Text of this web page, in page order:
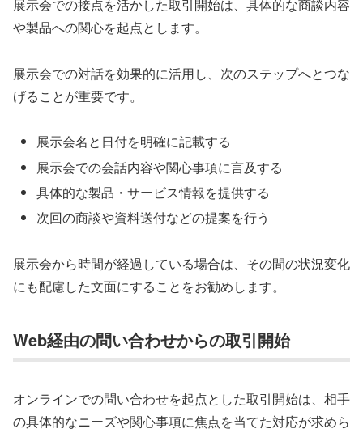
展示会での接点を活かした取引開始は、具体的な商談内容
や製品への関心を起点とします。
展示会での対話を効果的に活用し、次のステップへとつな
げることが重要です。
展示会名と日付を明確に記載する
展示会での会話内容や関心事項に言及する
具体的な製品・サービス情報を提供する
次回の商談や資料送付などの提案を行う
展示会から時間が経過している場合は、その間の状況変化
にも配慮した文面にすることをお勧めします。
Web経由の問い合わせからの取引開始
オンラインでの問い合わせを起点とした取引開始は、相手
の具体的なニーズや関心事項に焦点を当てた対応が求めら